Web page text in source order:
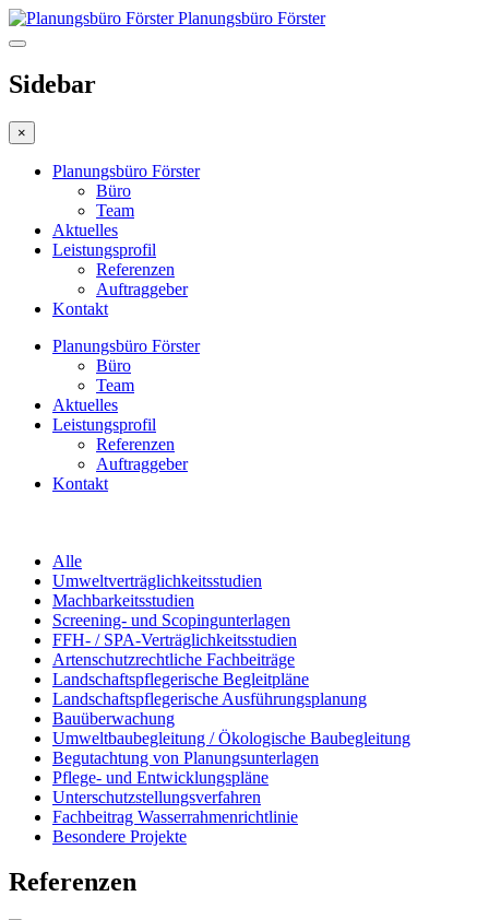
Planungsbüro Förster
Sidebar
×
Planungsbüro Förster
Büro
Team
Aktuelles
Leistungsprofil
Referenzen
Auftraggeber
Kontakt
Planungsbüro Förster
Büro
Team
Aktuelles
Leistungsprofil
Referenzen
Auftraggeber
Kontakt
Alle
Umweltverträglichkeitsstudien
Machbarkeitsstudien
Screening- und Scopingunterlagen
FFH- / SPA-Verträglichkeitsstudien
Artenschutzrechtliche Fachbeiträge
Landschaftspflegerische Begleitpläne
Landschaftspflegerische Ausführungsplanung
Bauüberwachung
Umweltbaubegleitung / Ökologische Baubegleitung
Begutachtung von Planungsunterlagen
Pflege- und Entwicklungspläne
Unterschutzstellungsverfahren
Fachbeitrag Wasserrahmenrichtlinie
Besondere Projekte
Referenzen